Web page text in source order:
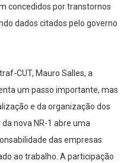
concedidos por transtornos
dados citados pelo governo
CUT, Mauro Salles, a
um passo importante, mas
e da organização dos
nova NR-1 abre uma
das empresas
ao trabalho. A participação